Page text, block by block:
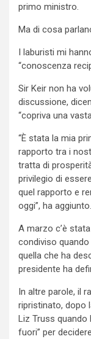
primo ministro.
Ma di cosa
I laburisti mi
“conoscenza
Sir Keir non ha
discussione,
“copriva una
“È stata la mia
rapporto tra i
tratta di
privilegio di
quel rapporto e
oggi”, ha aggiunto.
A marzo c’è
condiviso quando
quella che ha
presidente ha
In altre parole, il
ripristinato, dopo
Liz Truss quando
fuori” per